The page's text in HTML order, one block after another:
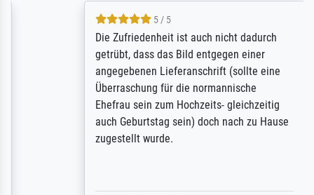
5 / 5
Die Zufriedenheit ist auch nicht dadurch
getrübt, dass das Bild entgegen einer
angegebenen Lieferanschrift (sollte eine
Überraschung für die normannische
Ehefrau sein zum Hochzeits- gleichzeitig
auch Geburtstag sein) doch nach zu Hause
zugestellt wurde.